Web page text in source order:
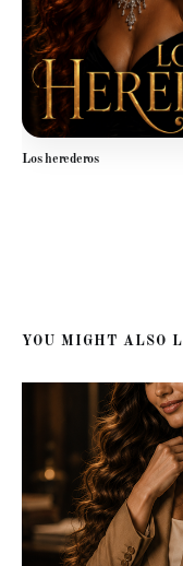
Los herederos
YOU MIGHT ALSO